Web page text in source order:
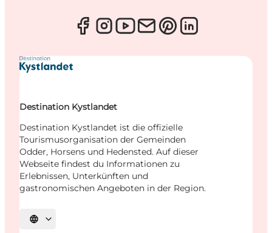
Destination Kystlandet
Destination Kystlandet ist die offizielle
Tourismusorganisation der Gemeinden
Odder, Horsens und Hedensted. Auf dieser
Webseite findest du Informationen zu
Erlebnissen, Unterkünften und
gastronomischen Angeboten in der Region.
Sprache auswählen